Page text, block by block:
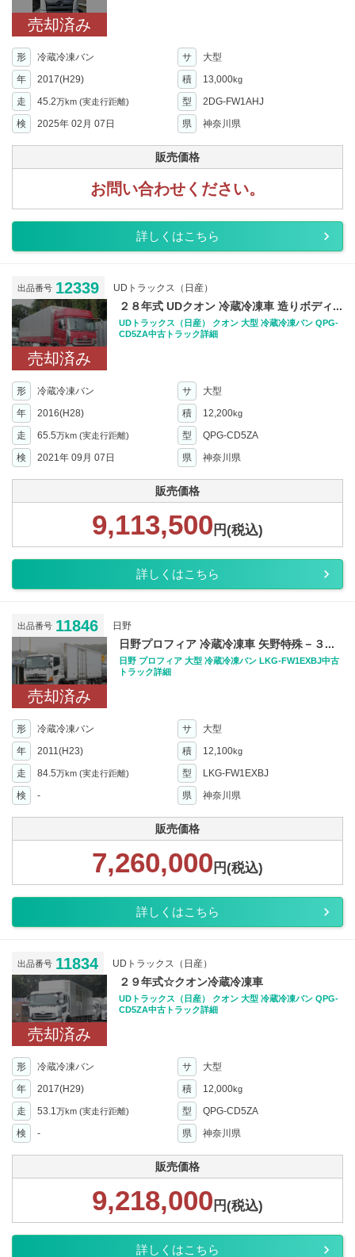
売却済み
形 冷蔵冷凍バン サ
大型
年
2017(H29) 積 13,000kg
走 45.2万km (実走行距離) 型
2DG-FW1AHJ
検
2025年 02月 07日 県 神奈川県
販売価格
お問い合わせください。
詳しくはこちら
出品番号 12339 UDトラックス（日産）
売却済み
２８年式 UDクオン 冷蔵冷凍車 造りボディ...
UDトラックス（日産） クオン 大型 冷蔵冷凍バン QPG-
CD5ZA中古トラック詳細
形 冷蔵冷凍バン サ
大型
年
2016(H28) 積 12,200kg
走 65.5万km (実走行距離) 型
QPG-CD5ZA
検
2021年 09月 07日 県 神奈川県
販売価格
9,113,500 円(税込)
詳しくはこちら
出品番号 11846 日野
売却済み
日野プロフィア 冷蔵冷凍車 矢野特殊－３...
日野 プロフィア 大型 冷蔵冷凍バン LKG-FW1EXBJ中古
トラック詳細
形 冷蔵冷凍バン サ
大型
年
2011(H23) 積 12,100kg
走 84.5万km (実走行距離) 型
LKG-FW1EXBJ
検
- 県 神奈川県
販売価格
7,260,000 円(税込)
詳しくはこちら
出品番号 11834 UDトラックス（日産）
売却済み
２９年式☆クオン冷蔵冷凍車
UDトラックス（日産） クオン 大型 冷蔵冷凍バン QPG-
CD5ZA中古トラック詳細
形 冷蔵冷凍バン サ
大型
年
2017(H29) 積 12,000kg
走 53.1万km (実走行距離) 型
QPG-CD5ZA
検
- 県 神奈川県
販売価格
9,218,000 円(税込)
詳しくはこちら